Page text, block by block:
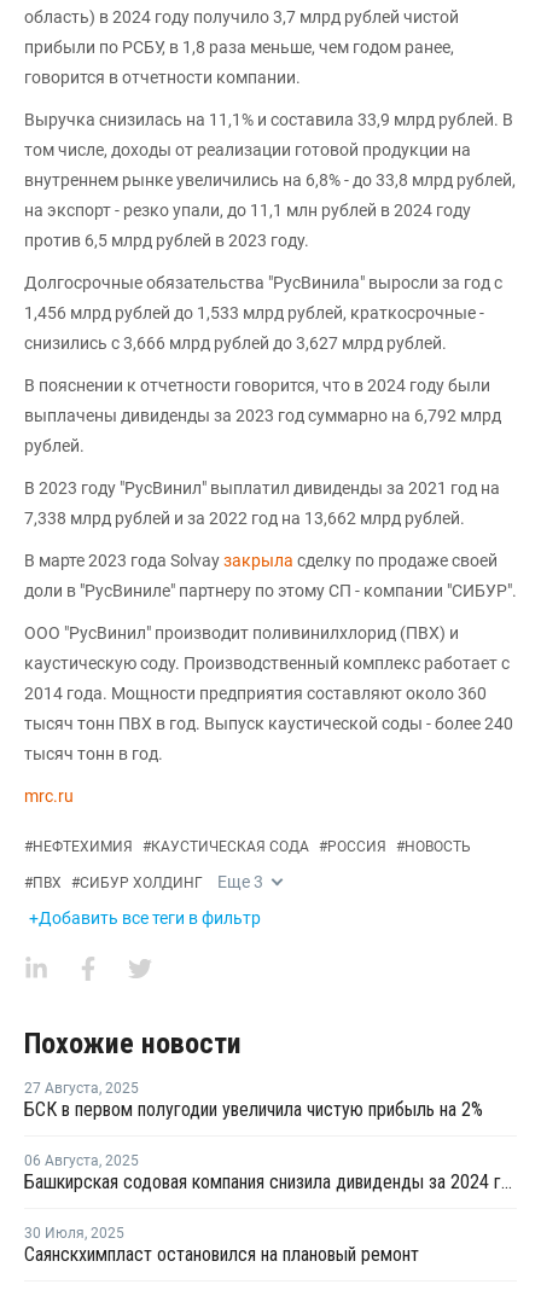
область) в 2024 году получило 3,7 млрд рублей чистой
прибыли по РСБУ, в 1,8 раза меньше, чем годом ранее,
говорится в отчетности компании.
Выручка снизилась на 11,1% и составила 33,9 млрд рублей. В
том числе, доходы от реализации готовой продукции на
внутреннем рынке увеличились на 6,8% - до 33,8 млрд рублей,
на экспорт - резко упали, до 11,1 млн рублей в 2024 году
против 6,5 млрд рублей в 2023 году.
Долгосрочные обязательства "РусВинила" выросли за год с
1,456 млрд рублей до 1,533 млрд рублей, краткосрочные -
снизились с 3,666 млрд рублей до 3,627 млрд рублей.
В пояснении к отчетности говорится, что в 2024 году были
выплачены дивиденды за 2023 год суммарно на 6,792 млрд
рублей.
В 2023 году "РусВинил" выплатил дивиденды за 2021 год на
7,338 млрд рублей и за 2022 год на 13,662 млрд рублей.
В марте 2023 года Solvayзакрыла сделку по продаже своей
доли в "РусВиниле" партнеру по этому СП - компании "СИБУР".
ООО "РусВинил" производит поливинилхлорид (ПВХ) и
каустическую соду. Производственный комплекс работает с
2014 года. Мощности предприятия составляют около 360
тысяч тонн ПВХ в год. Выпуск каустической соды - более 240
тысяч тонн в год.
mrc.ru
#НЕФТЕХИМИЯ #КАУСТИЧЕСКАЯ СОДА #РОССИЯ #НОВОСТЬ
#ПВХ #СИБУР ХОЛДИНГ Еще3
+Добавить все теги в фильтр
Похожие новости
27 Августа, 2025
БСК в первом полугодии увеличила чистую прибыль на 2%
06 Августа, 2025
Башкирская содовая компания снизила дивиденды за 2024 год на 39%
30 Июля, 2025
Саянскхимпласт остановился на плановый ремонт